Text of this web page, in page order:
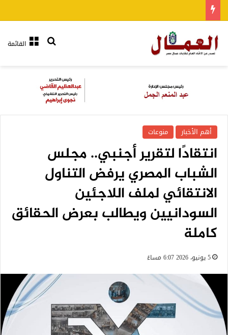
القائمةبحث عن
أهم الأخبار منوعات
انتقادًا لتقرير أجنبي.. مجلس
الشباب المصري يرفض التناول
الانتقائي لملف اللاجئين
السودانيين ويطالب بعرض الحقائق
كاملة
5 يونيو، 2026 6:07 مساءً